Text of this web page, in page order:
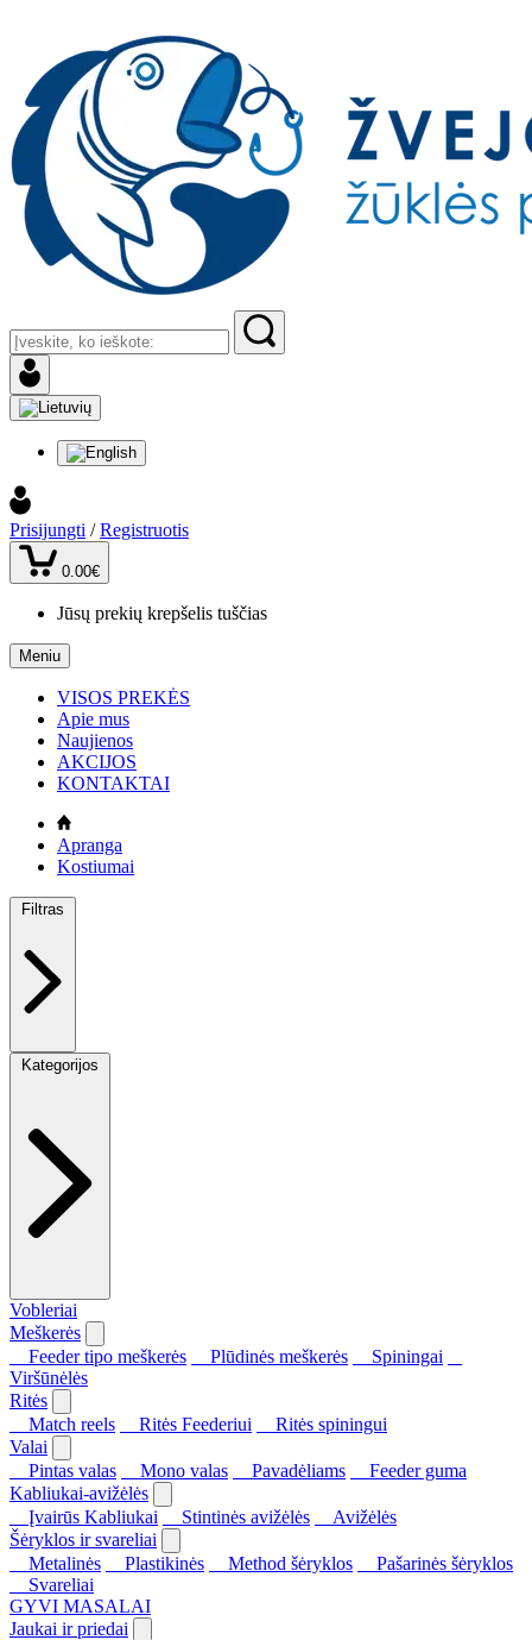
Prisijungti / Registruotis
0.00€
Jūsų prekių krepšelis tuščias
Meniu
VISOS PREKĖS
Apie mus
Naujienos
AKCIJOS
KONTAKTAI
Apranga
Kostiumai
Filtras
Kategorijos
Vobleriai
Meškerės
Feeder tipo meškerės
Plūdinės meškerės
Spiningai
Viršūnėlės
Ritės
Match reels
Ritės Feederiui
Ritės spiningui
Valai
Pintas valas
Mono valas Pavadėliams
Feeder guma
Kabliukai-avižėlės
Įvairūs Kabliukai
Stintinės avižėlės
Avižėlės
Šėryklos ir svareliai
Metalinės
Plastikinės Method šėryklos
Pašarinės šėryklos
Svareliai
GYVI MASALAI
Jaukai ir priedai